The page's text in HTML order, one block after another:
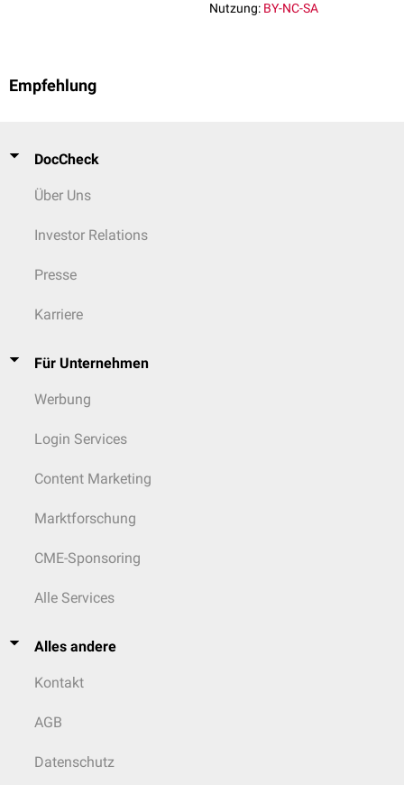
Nutzung: BY-NC-SA
Empfehlung
DocCheck
Über Uns
Investor Relations
Presse
Karriere
Für Unternehmen
Werbung
Login Services
Content Marketing
Marktforschung
CME-Sponsoring
Alle Services
Alles andere
Kontakt
AGB
Datenschutz